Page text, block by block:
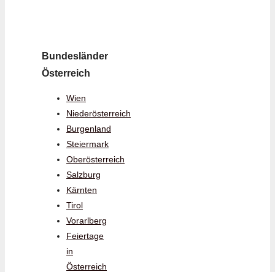
Bundesländer
Österreich
Wien
Niederösterreich
Burgenland
Steiermark
Oberösterreich
Salzburg
Kärnten
Tirol
Vorarlberg
Feiertage
in
Österreich